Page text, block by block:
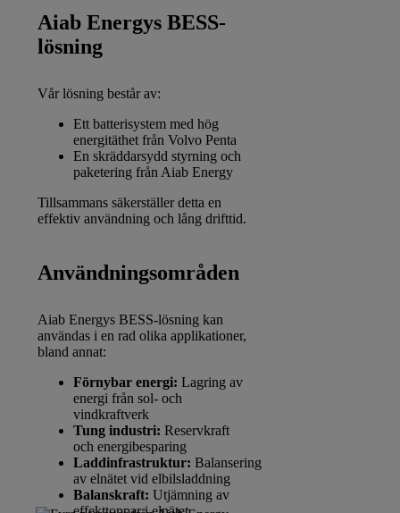
Aiab Energys BESS-
lösning
Vår lösning består av:
Ett batterisystem med hög
energitäthet från Volvo Penta
En skräddarsydd styrning och
paketering från Aiab Energy
Tillsammans säkerställer detta en
effektiv användning och lång drifttid.
Användningsområden
Aiab Energys BESS-lösning kan
användas i en rad olika applikationer,
bland annat:
Förnybar energi: Lagring av
energi från sol- och
vindkraftverk
Tung industri: Reservkraft
och energibesparing
Laddinfrastruktur: Balansering
av elnätet vid elbilsladdning
Balanskraft: Utjämning av